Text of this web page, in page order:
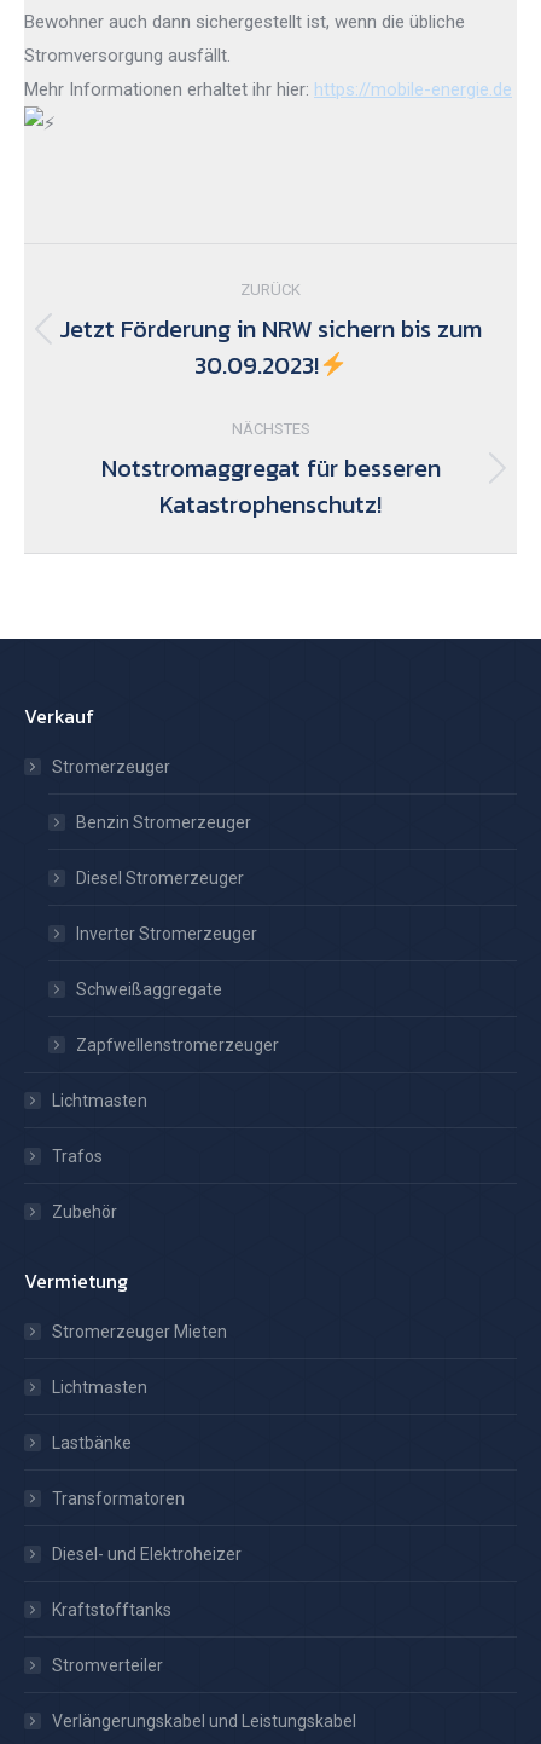
Bewohner auch dann sichergestellt ist, wenn die übliche
Stromversorgung ausfällt.
Mehr Informationen erhaltet ihr hier: https://mobile-energie.de
ZURÜCK
Vorheriger
Beitrag:
Jetzt Förderung in NRW sichern bis zum
30.09.2023!
NÄCHSTES
Nächster
Beitrag:
Notstromaggregat für besseren
Katastrophenschutz!
Verkauf
Stromerzeuger
Benzin Stromerzeuger
Diesel Stromerzeuger
Inverter Stromerzeuger
Schweißaggregate
Zapfwellenstromerzeuger
Lichtmasten
Trafos
Zubehör
Vermietung
Stromerzeuger Mieten
Lichtmasten
Lastbänke
Transformatoren
Diesel- und Elektroheizer
Kraftstofftanks
Stromverteiler
Verlängerungskabel und Leistungskabel